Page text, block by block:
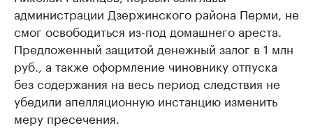
администрации Дзержинского района Перми, не
смог освободиться из-под домашнего ареста.
Предложенный защитой денежный залог в 1 млн
руб., а также оформление чиновнику отпуска
без содержания на весь период следствия не
убедили апелляционную инстанцию изменить
меру пресечения.